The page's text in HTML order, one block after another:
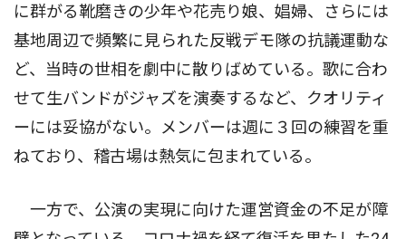
に群がる靴磨きの少年や花売り娘、娼婦、さらには
基地周辺で頻繁に見られた反戦デモ隊の抗議運動な
ど、当時の世相を劇中に散りばめている。歌に合わ
せて生バンドがジャズを演奏するなど、クオリティ
ーには妥協がない。メンバーは週に３回の練習を重
ねており、稽古場は熱気に包まれている。
一方で、公演の実現に向けた運営資金の不足が障